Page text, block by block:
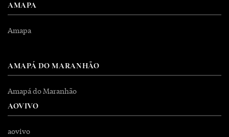
AMAPA
Amapa
AMAPÁ DO MARANHÃO
Amapá do Maranhão
AOVIVO
aovivo